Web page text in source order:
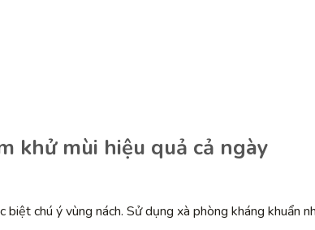
khử mùi hiệu quả cả ngày
biệt chú ý vùng nách. Sử dụng xà phòng kháng khuẩn